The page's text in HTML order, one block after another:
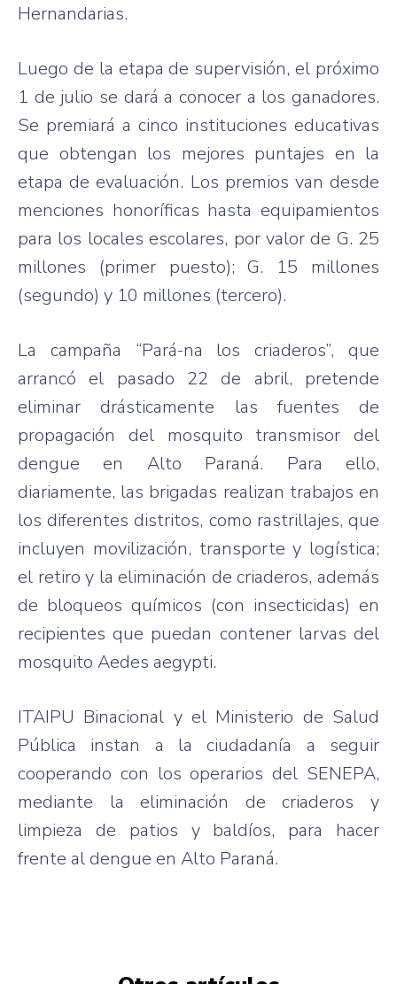
Hernandarias.
Luego de la etapa de supervisión, el próximo
1 de julio se dará a conocer a los ganadores.
Se premiará a cinco instituciones educativas
que obtengan los mejores puntajes en la
etapa de evaluación. Los premios van desde
menciones honoríficas hasta equipamientos
para los locales escolares, por valor de G. 25
millones (primer puesto); G. 15 millones
(segundo) y 10 millones (tercero).
La campaña “Pará-na los criaderos”, que
arrancó el pasado 22 de abril, pretende
eliminar drásticamente las fuentes de
propagación del mosquito transmisor del
dengue en Alto Paraná. Para ello,
diariamente, las brigadas realizan trabajos en
los diferentes distritos, como rastrillajes, que
incluyen movilización, transporte y logística;
el retiro y la eliminación de criaderos, además
de bloqueos químicos (con insecticidas) en
recipientes que puedan contener larvas del
mosquito Aedes aegypti.
ITAIPU Binacional y el Ministerio de Salud
Pública instan a la ciudadanía a seguir
cooperando con los operarios del SENEPA,
mediante la eliminación de criaderos y
limpieza de patios y baldíos, para hacer
frente al dengue en Alto Paraná.